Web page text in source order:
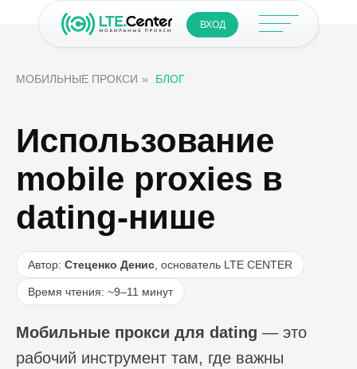
ВХОД
МОБИЛЬНЫЕ ПРОКСИ » БЛОГ
Использование
mobile proxies в
dating-нише
Автор: Стеценко Денис , основатель LTE CENTER
Время чтения: ~9–11 минут
Мобильные прокси для dating — это
рабочий инструмент там, где важны